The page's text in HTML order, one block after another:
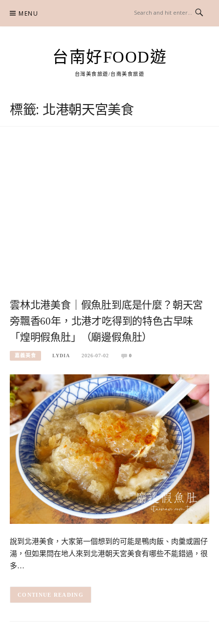
content
MENU
台南好FOOD遊
台灣美食旅遊/台南美食旅遊
標籤: 北港朝天宮美食
雲林北港美食｜假魚肚到底是什麼？朝天宮
旁飄香60年，北港才吃得到的特色古早味
「煌明假魚肚」（廟邊假魚肚）
嘉義美食 LYDIA 2026-07-02 0
說到北港美食，大家第一個想到的可能是鴨肉飯、肉羹或圓仔
湯，但如果問在地人來到北港朝天宮美食有哪些不能錯過，很
多…
CONTINUE READING